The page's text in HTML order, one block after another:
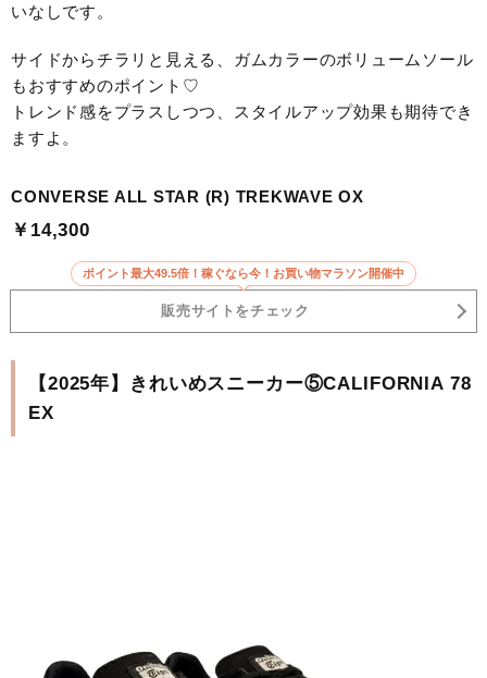
いなしです。
サイドからチラリと見える、ガムカラーのボリュームソール
もおすすめのポイント♡
トレンド感をプラスしつつ、スタイルアップ効果も期待でき
ますよ。
CONVERSE ALL STAR (R) TREKWAVE OX
￥14,300
ポイント最大49.5倍！稼ぐなら今！お買い物マラソン開催中
販売サイトをチェック
【2025年】きれいめスニーカー⑤CALIFORNIA 78
EX